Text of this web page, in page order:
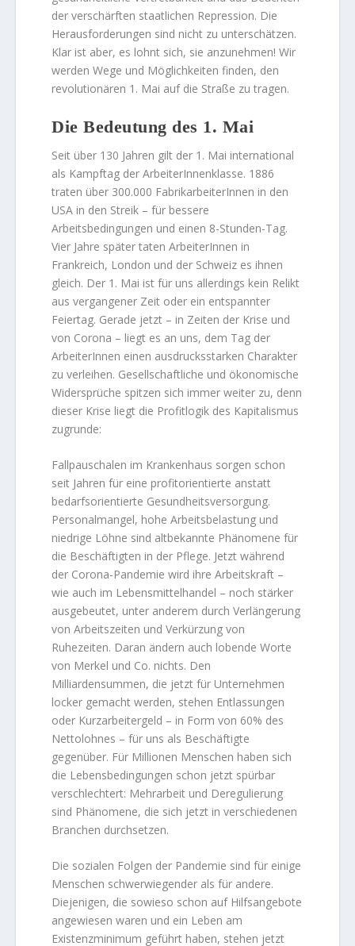
der verschärften staatlichen Repression. Die
Herausforderungen sind nicht zu unterschätzen.
Klar ist aber, es lohnt sich, sie anzunehmen! Wir
werden Wege und Möglichkeiten finden, den
revolutionären 1. Mai auf die Straße zu tragen.
Die Bedeutung des 1. Mai
Seit über 130 Jahren gilt der 1. Mai international
als Kampftag der ArbeiterInnenklasse. 1886
traten über 300.000 FabrikarbeiterInnen in den
USA in den Streik – für bessere
Arbeitsbedingungen und einen 8-Stunden-Tag.
Vier Jahre später taten ArbeiterInnen in
Frankreich, London und der Schweiz es ihnen
gleich. Der 1. Mai ist für uns allerdings kein Relikt
aus vergangener Zeit oder ein entspannter
Feiertag. Gerade jetzt – in Zeiten der Krise und
von Corona – liegt es an uns, dem Tag der
ArbeiterInnen einen ausdrucksstarken Charakter
zu verleihen. Gesellschaftliche und ökonomische
Widersprüche spitzen sich immer weiter zu, denn
dieser Krise liegt die Profitlogik des Kapitalismus
zugrunde:
Fallpauschalen im Krankenhaus sorgen schon
seit Jahren für eine profitorientierte anstatt
bedarfsorientierte Gesundheitsversorgung.
Personalmangel, hohe Arbeitsbelastung und
niedrige Löhne sind altbekannte Phänomene für
die Beschäftigten in der Pflege. Jetzt während
der Corona-Pandemie wird ihre Arbeitskraft –
wie auch im Lebensmittelhandel – noch stärker
ausgebeutet, unter anderem durch Verlängerung
von Arbeitszeiten und Verkürzung von
Ruhezeiten. Daran ändern auch lobende Worte
von Merkel und Co. nichts. Den
Milliardensummen, die jetzt für Unternehmen
locker gemacht werden, stehen Entlassungen
oder Kurzarbeitergeld – in Form von 60% des
Nettolohnes – für uns als Beschäftigte
gegenüber. Für Millionen Menschen haben sich
die Lebensbedingungen schon jetzt spürbar
verschlechtert: Mehrarbeit und Deregulierung
sind Phänomene, die sich jetzt in verschiedenen
Branchen durchsetzen.
Die sozialen Folgen der Pandemie sind für einige
Menschen schwerwiegender als für andere.
Diejenigen, die sowieso schon auf Hilfsangebote
angewiesen waren und ein Leben am
Existenzminimum geführt haben, stehen jetzt